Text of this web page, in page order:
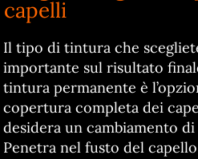
capelli
Il tipo di tintura che
importante sul risultato
tintura permanente è
copertura completa dei
desidera un cambiamento
Penetra nel fusto del